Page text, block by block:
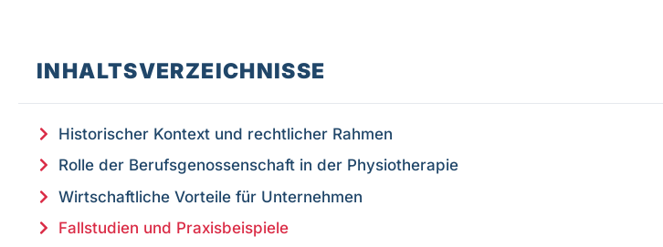
INHALTSVERZEICHNISSE
Historischer Kontext und rechtlicher Rahmen
Rolle der Berufsgenossenschaft in der Physiotherapie
Wirtschaftliche Vorteile für Unternehmen
Fallstudien und Praxisbeispiele